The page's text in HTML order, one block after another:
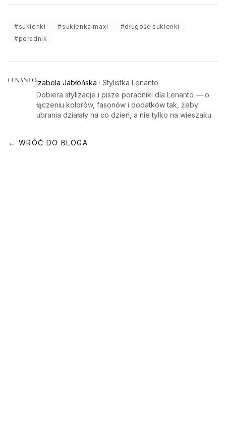
#sukienki #sukienka maxi #długość sukienki
#poradnik
Izabela Jabłońska · Stylistka Lenanto
Dobiera stylizacje i pisze poradniki dla Lenanto — o
łączeniu kolorów, fasonów i dodatków tak, żeby
ubrania działały na co dzień, a nie tylko na wieszaku.
← WRÓĆ DO BLOGA